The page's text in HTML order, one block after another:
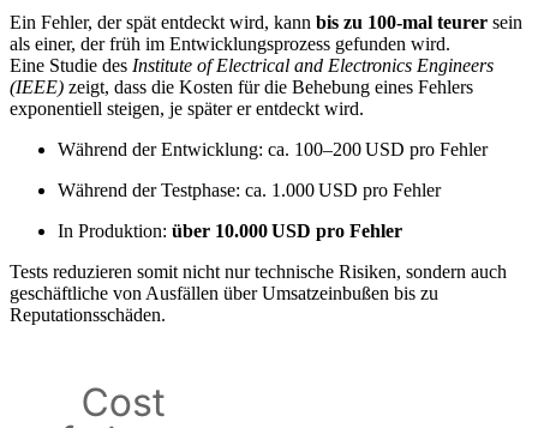
Ein Fehler, der spät entdeckt wird, kann bis zu 100-mal teurer sein
als einer, der früh im Entwicklungsprozess gefunden wird.
Eine Studie des Institute of Electrical and Electronics Engineers
(IEEE) zeigt, dass die Kosten für die Behebung eines Fehlers
exponentiell steigen, je später er entdeckt wird.
Während der Entwicklung: ca. 100–200 USD pro Fehler
Während der Testphase: ca. 1.000 USD pro Fehler
In Produktion: über 10.000 USD pro Fehler
Tests reduzieren somit nicht nur technische Risiken, sondern auch
geschäftliche von Ausfällen über Umsatzeinbußen bis zu
Reputationsschäden.